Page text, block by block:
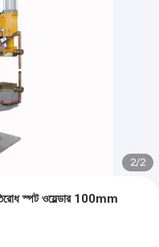
2/2
স্পট ওয়েল্ডার 100mm